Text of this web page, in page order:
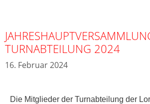
TURNABTEILUNG 2024
16. Februar 2024
Die Mitglieder der Turnabteilung der